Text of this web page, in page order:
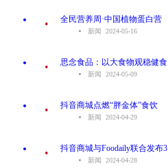
. 全民营养周·中国植物蛋白营
新闻 2024-05-16
. 思念食品：以大食物观稳健食
新闻 2024-05-09
. 抖音商城点燃“胖金体”食饮
新闻 2024-04-29
. 抖音商城与Foodaily联合发布3
新闻 2024-04-28